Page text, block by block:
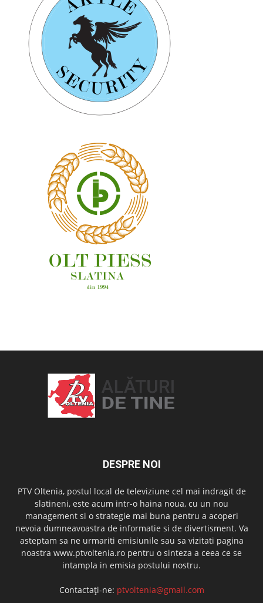
DESPRE NOI
PTV Oltenia, postul local de televiziune cel mai indragit de
slatineni, este acum intr-o haina noua, cu un nou
management si o strategie mai buna pentru a acoperi
nevoia dumneavoastra de informatie si de divertisment. Va
asteptam sa ne urmariti emisiunile sau sa vizitati pagina
noastra www.ptvoltenia.ro pentru o sinteza a ceea ce se
intampla in emisia postului nostru.
Contactați-ne: ptvoltenia@gmail.com